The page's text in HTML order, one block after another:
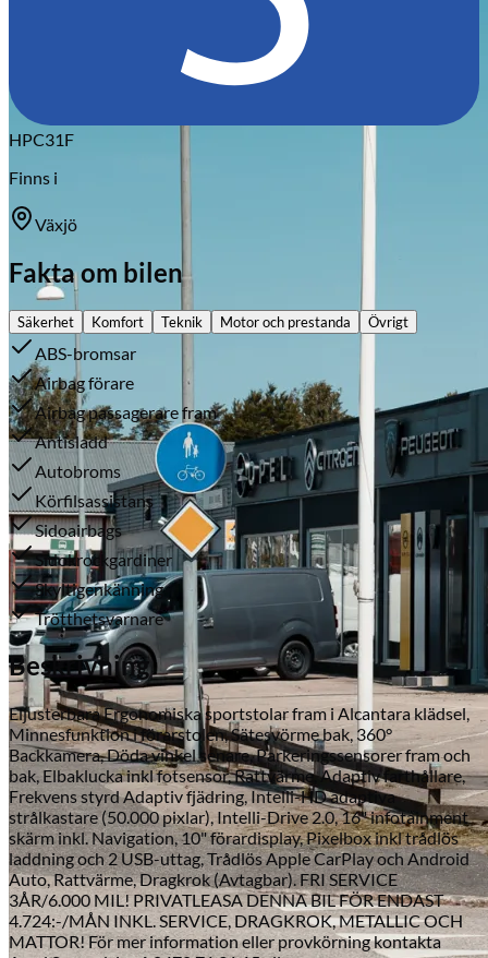
Serviceverkstad
HPC31F
Finns i
Växjö
Fakta om bilen
Säkerhet Komfort Teknik Motor och prestanda Övrigt
ABS-bromsar
Airbag förare
Airbag passagerare fram
Antisladd
Autobroms
Körfilsassistans
Sidoairbags
Sidokrockgardiner
Skyltigenkänning
Trötthetsvarnare
Beskrivning
Eljusterbara Ergonomiska sportstolar fram i Alcantara klädsel,
Minnesfunktion i förarstolen, Sätesvörme bak, 360°
Backkamera, Döda vinkel senare, Parkeringssensorer fram och
bak, Elbaklucka inkl fotsensor, Rattvärme, Adaptiv farthållare,
Frekvens styrd Adaptiv fjädring, Intelli-HD adaptiva
strålkastare (50.000 pixlar), Intelli-Drive 2.0, 16" infotainment
skärm inkl. Navigation, 10" förardisplay, Pixelbox inkl trådlös
laddning och 2 USB-uttag, Trådlös Apple CarPlay och Android
Auto, Rattvärme, Dragkrok (Avtagbar). FRI SERVICE
3ÅR/6.000 MIL! PRIVATLEASA DENNA BIL FÖR ENDAST
4.724:-/MÅN INKL. SERVICE, DRAGKROK, METALLIC OCH
MATTOR! För mer information eller provkörning kontakta